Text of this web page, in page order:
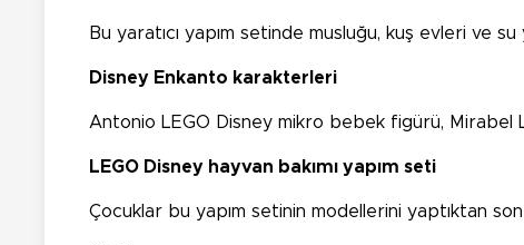
Bu yaratıcı yapım setinde musluğu, kuş evleri ve
Disney Enkanto karakterleri
Antonio LEGO Disney mikro bebek figürü, Mirabel
LEGO Disney hayvan bakımı yapım seti
Çocuklar bu yapım setinin modellerini yaptıktan